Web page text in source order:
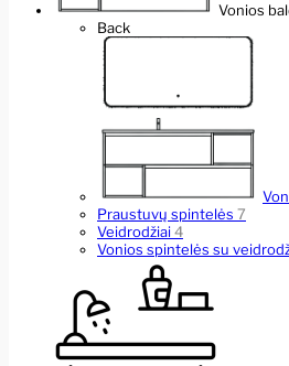
Vonios
Back
Praustuvų spintelės 7
Veidrodžiai4
Vonios spintelės su